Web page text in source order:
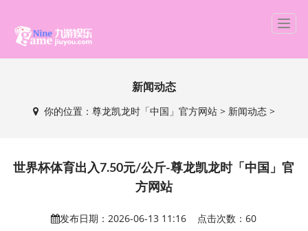
T
g
新闻动态
你的位置： 尊龙凯龙时「中国」官方网站> 新闻动态>
世界杯体育出入7.50元/公斤-尊龙凯龙时「中国」官
方网站
发布日期：2026-06-13 11:16 点击次数：60